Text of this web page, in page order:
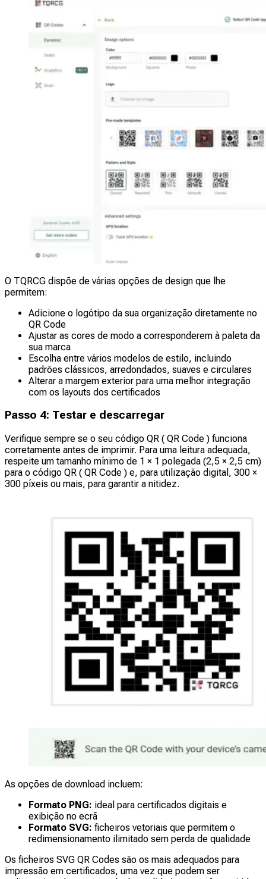
O TQRCG dispõe de várias opções de design que lhe
permitem:
Adicione o logótipo da sua organização diretamente no
QR Code
Ajustar as cores de modo a corresponderem à paleta da
sua marca
Escolha entre vários modelos de estilo, incluindo
padrões clássicos, arredondados, suaves e circulares
Alterar a margem exterior para uma melhor integração
com os layouts dos certificados
Passo 4: Testar e descarregar
Verifique sempre se o seu código QR ( QR Code ) funciona
corretamente antes de imprimir. Para uma leitura adequada,
respeite um tamanho mínimo de 1 × 1 polegada (2,5 × 2,5 cm)
para o código QR ( QR Code ) e, para utilização digital, 300 ×
300 píxeis ou mais, para garantir a nitidez.
As opções de download incluem:
Formato PNG: ideal para certificados digitais e
exibição no ecrã
Formato SVG: ficheiros vetoriais que permitem o
redimensionamento ilimitado sem perda de qualidade
Os ficheiros SVG QR Codes são os mais adequados para
impressão em certificados, uma vez que podem ser